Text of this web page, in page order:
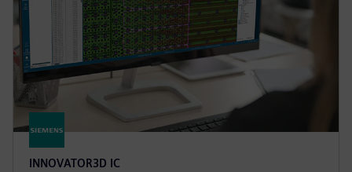
INNOVATOR3D IC